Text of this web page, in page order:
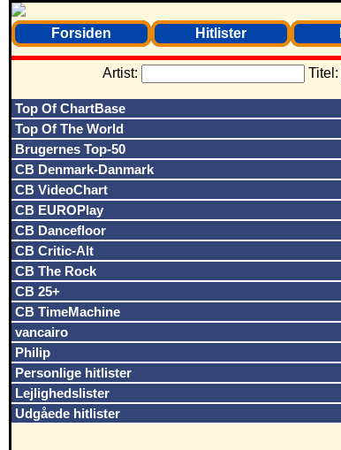
Forsiden Hitlister
Artist: Titel:
Top Of ChartBase
Top Of The World
Brugernes Top-50
CB Denmark-Danmark
CB VideoChart
CB EUROPlay
CB Dancefloor
CB Critic-Alt
CB The Rock
CB 25+
CB TimeMachine
vancairo
Philip
Personlige hitlister
Lejlighedslister
Udgåede hitlister